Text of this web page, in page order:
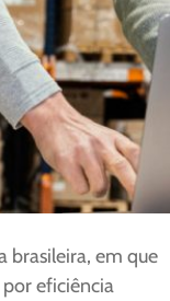
brasileira, em que
eficiência